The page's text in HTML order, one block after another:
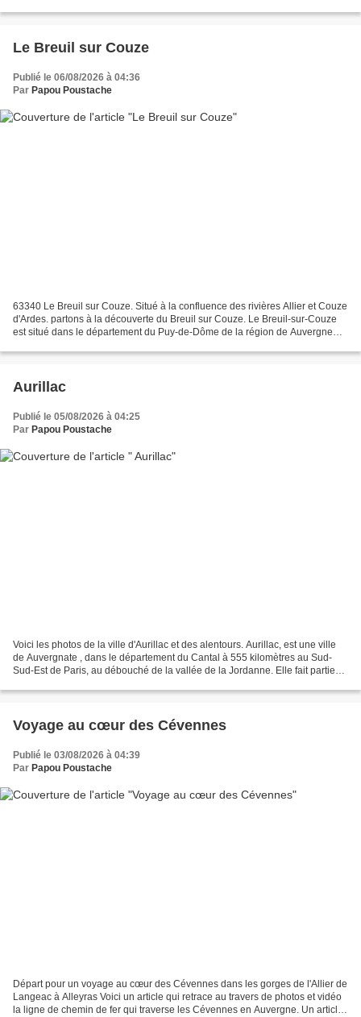
Le Breuil sur Couze
Publié le 06/08/2026 à 04:36
Par Papou Poustache
63340 Le Breuil sur Couze. Situé à la confluence des rivières Allier et Couze
d'Ardes. partons à la découverte du Breuil sur Couze. Le Breuil-sur-Couze
est situé dans le département du Puy-de-Dôme de la région de Auvergne
Aurillac
Publié le 05/08/2026 à 04:25
Par Papou Poustache
Voici les photos de la ville d'Aurillac et des alentours. Aurillac, est une ville
de Auvergnate , dans le département du Cantal à 555 kilomètres au Sud-
Sud-Est de Paris, au débouché de la vallée de la Jordanne. Elle fait partie
Voyage au cœur des Cévennes
Publié le 03/08/2026 à 04:39
Par Papou Poustache
Départ pour un voyage au cœur des Cévennes dans les gorges de l'Allier de
Langeac à Alleyras Voici un article qui retrace au travers de photos et vidéo
la ligne de chemin de fer qui traverse les Cévennes en Auvergne. Un article